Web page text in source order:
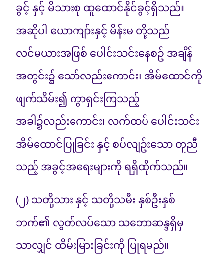
ခွင့် နှင့် မိသားစု ထူထောင်နိုင်ခွင့်ရှိသည်။
အဆိုပါ ယောကျာ်းနှင့် မိန်းမ တို့သည်
လင်မယားအဖြစ် ပေါင်းသင်းနေစဥ် အချိန်
အတွင်း၌ သော်လည်းကောင်း၊ အိမ်ထောင်ကို
ဖျက်သိမ်း၍ ကွာရှင်းကြသည့်
အခါ၌လည်းကောင်း၊ လက်ထပ် ပေါင်းသင်း
အိမ်ထောင်ပြုခြင်း နှင့် စပ်လျဥ်းသော တူညီ
သည့် အခွင့်အရေးများကို ရရှိထိုက်သည်။
(၂) သတို့သား နှင့် သတို့သမီး နှစ်ဦးနှစ်
ဘက်၏ လွတ်လပ်သော သဘောဆန္ဒရှိမှ
သာလျှင် ထိမ်းမြားခြင်းကို ပြုရမည်။